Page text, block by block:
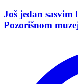
Još jedan sasvim
Pozorišnom